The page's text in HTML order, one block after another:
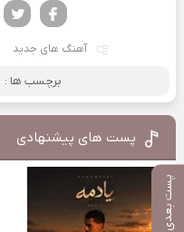
پست بعدی
آهنگ های جدید
برچسب ها :
پست های پیشنهادی